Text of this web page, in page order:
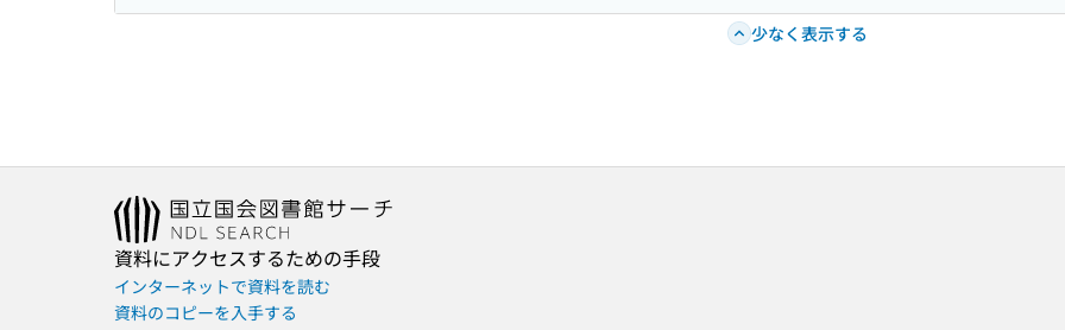
少なく表示する
資料にアクセスするための手段
インターネットで資料を読む
資料のコピーを入手する